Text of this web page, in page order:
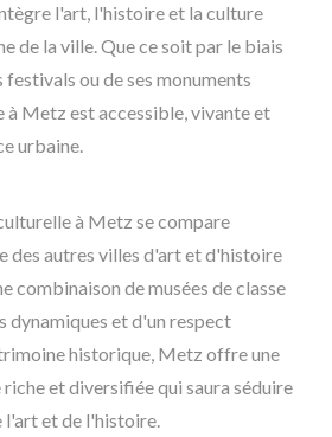
l'art, l'histoire et la culture
de la ville. Que ce soit par le biais
festivals ou de ses monuments
à Metz est accessible, vivante et
urbaine.
à Metz se compare
des autres villes d'art et d'histoire
combinaison de musées de classe
dynamiques et d'un respect
historique, Metz offre une
et diversifiée qui saura séduire
l'art et de l'histoire.